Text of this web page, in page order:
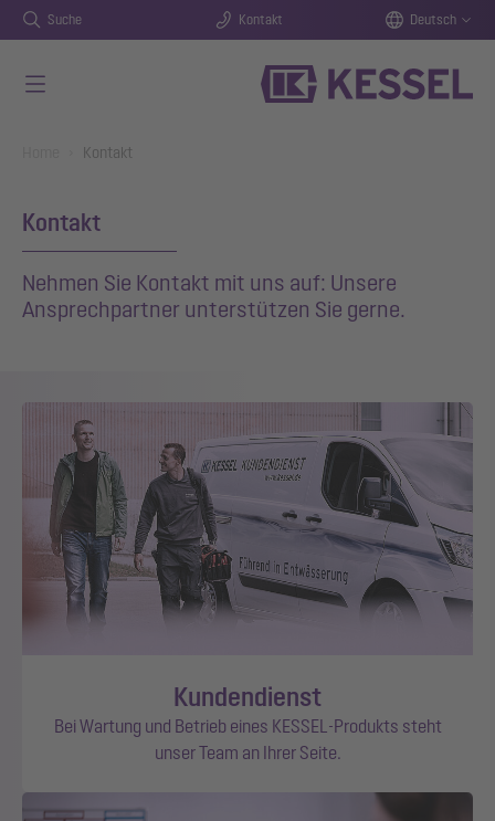
Suche Kontakt Deutsch
Kontakt
Kontakt
Nehmen Sie Kontakt mit uns auf: Unsere
Ansprechpartner unterstützen Sie gerne.
Kundendienst
Bei Wartung und Betrieb eines KESSEL-Produkts steht
unser Team an Ihrer Seite.